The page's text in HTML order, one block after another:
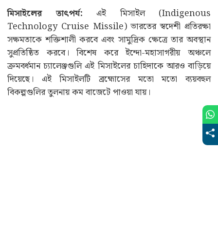
মিসাইলের তাৎপর্য: এই মিসাইল (Indigenous
Technology Cruise Missile) ভারতের স্বদেশী প্রতিরক্ষা
সক্ষমতাকে শক্তিশালী করবে এবং সামুদ্রিক ক্ষেত্রে তার অবস্থান
সুপ্রতিষ্ঠিত করবে। বিশেষ করে ইন্দো-মহাসাগরীয় অঞ্চলে
ক্রমবর্ধমান চ্যালেঞ্জগুলি এই মিসাইলের চাহিদাকে আরও বাড়িয়ে
দিয়েছে। এই মিসাইলটি ব্রহ্মোসের মতো মতো ব্যয়বহুল
বিকল্পগুলির তুলনায় কম বাজেটে পাওয়া যায়।